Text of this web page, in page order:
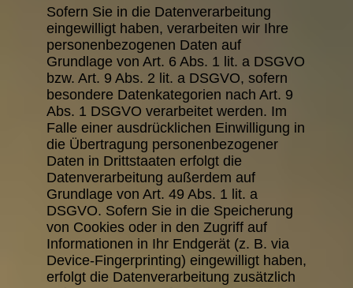
Sofern Sie in die Datenverarbeitung
eingewilligt haben, verarbeiten wir Ihre
personenbezogenen Daten auf
Grundlage von Art. 6 Abs. 1 lit. a DSGVO
bzw. Art. 9 Abs. 2 lit. a DSGVO, sofern
besondere Datenkategorien nach Art. 9
Abs. 1 DSGVO verarbeitet werden. Im
Falle einer ausdrücklichen Einwilligung in
die Übertragung personenbezogener
Daten in Drittstaaten erfolgt die
Datenverarbeitung außerdem auf
Grundlage von Art. 49 Abs. 1 lit. a
DSGVO. Sofern Sie in die Speicherung
von Cookies oder in den Zugriff auf
Informationen in Ihr Endgerät (z. B. via
Device-Fingerprinting) eingewilligt haben,
erfolgt die Datenverarbeitung zusätzlich